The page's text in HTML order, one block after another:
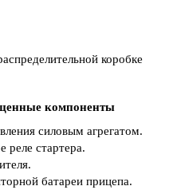
коробке
компоненты
силовым агрегатом.
реле стартера.
батареи прицепа.